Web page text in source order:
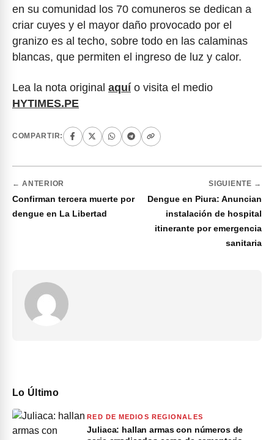
en su comunidad los 70 comuneros se dedican a
criar cuyes y el mayor daño provocado por el
granizo es al techo, sobre todo en las calaminas
blancas, que permiten el ingreso de luz y calor.
Lea la nota original aquí o visita el medio
HYTIMES.PE
COMPARTIR:
← ANTERIOR
Confirman tercera muerte por
dengue en La Libertad
SIGUIENTE →
Dengue en Piura: Anuncian
instalación de hospital
itinerante por emergencia
sanitaria
Lo Último
RED DE MEDIOS REGIONALES
Juliaca: hallan armas con números de